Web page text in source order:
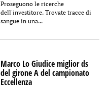
Proseguono le ricerche
dell'investitore. Trovate tracce di
sangue in una...
Marco Lo Giudice miglior ds
del girone A del campionato
Eccellenza